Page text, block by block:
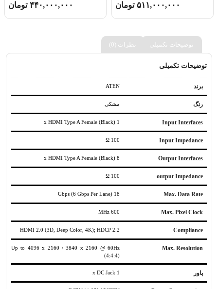
۵۱۱,۰۰۰,۰۰۰ تومان ۴۴۰,۰۰۰,۰۰۰ تومان
توضیحات تکمیلی نظرات (0)
توضیحات تکمیلی
برند ATEN
رنگ مشکی
Input Interfaces
1 x HDMI Type A Female (Black)
Input Impedance
100 Ω
Output Interfaces
8 x HDMI Type A Female (Black)
output Impedance
100 Ω
Max. Data Rate
18 Gbps (6 Gbps Per Lane)
Max. Pixel Clock
600 MHz
Compliance
HDMI 2.0 (3D, Deep Color, 4K); HDCP 2.2
Max. Resolution
Up to 4096 x 2160 / 3840 x 2160 @ 60Hz
(4:4:4)
پاور 1 x DC Jack